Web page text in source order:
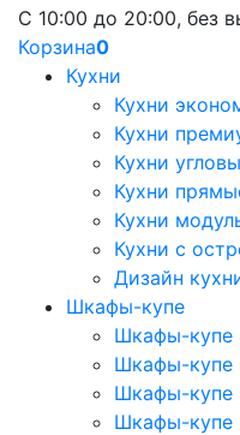
С 10:00 до 20:00, без
Корзина0
Кухни
Кухни
Кухни
Кухни
Кухни
Кухни
Кухни с
Дизайн
Шкафы-купе
Шкафы-купе
Шкафы-купе
Шкафы-купе
Шкафы-купе